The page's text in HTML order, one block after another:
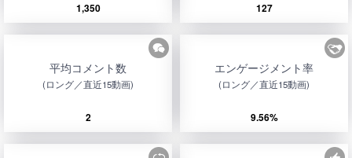
1,350 127
平均コメント数
(ロング／直近15動画)
2
エンゲージメント率
(ロング／直近15動画)
9.56%